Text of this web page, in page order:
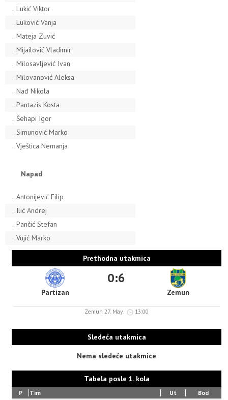
. Lukić Viktor
. Luković Vanja
. Mateja Zuvić
. Mijailović Vladimir
. Milosavljević Ivan
. Milovanović Aleksa
. Nađ Nikola
. Pantazis Kosta
. Šehapi Igor
. Simunović Marko
. Vještica Nemanja
Napad
. Antonijević Filip
. Ilić Andrej
. Pančić Stefan
. Vujić Marko
Prethodna utakmica
0:6
Partizan Zemun
Zemun 27. May. 13:00
Sledeća utakmica
Nema sledeće utakmice
Tabela posle 1. kola
P Tim Ut Bod